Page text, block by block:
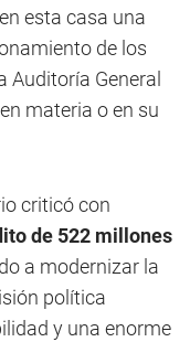
esta casa una
de los
Auditoría General
en materia o en su
criticó con
de 522 millones
a modernizar la
política
y una enorme